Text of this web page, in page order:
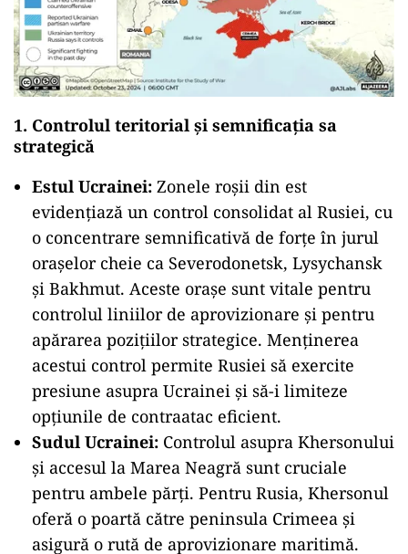
1. Controlul teritorial și semnificația sa
strategică
Estul Ucrainei: Zonele roșii din est
evidențiază un control consolidat al Rusiei, cu
o concentrare semnificativă de forțe în jurul
orașelor cheie ca Severodonetsk, Lysychansk
și Bakhmut. Aceste orașe sunt vitale pentru
controlul liniilor de aprovizionare și pentru
apărarea pozițiilor strategice. Menținerea
acestui control permite Rusiei să exercite
presiune asupra Ucrainei și să-i limiteze
opțiunile de contraatac eficient.
Sudul Ucrainei: Controlul asupra Khersonului
și accesul la Marea Neagră sunt cruciale
pentru ambele părți. Pentru Rusia, Khersonul
oferă o poartă către peninsula Crimeea și
asigură o rută de aprovizionare maritimă.